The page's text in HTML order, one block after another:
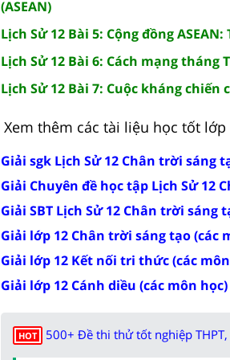
(ASEAN)
Lịch Sử 12 Bài 5: Cộng đồng
Lịch Sử 12 Bài 6: Cách mạng tháng
Lịch Sử 12 Bài 7: Cuộc kháng chiến
Xem thêm các tài liệu học tốt lớp
Giải sgk Lịch Sử 12 Chân trời sáng
Giải Chuyên đề học tập Lịch Sử 12
Giải SBT Lịch Sử 12 Chân trời sáng
Giải lớp 12 Chân trời sáng tạo (các
Giải lớp 12 Kết nối tri thức (các
Giải lớp 12 Cánh diều (các môn học)
HOT 500+ Đề thi thử tốt nghiệp